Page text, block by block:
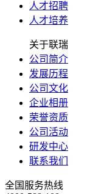
人才招聘
人才培养
关于联瑞
公司简介
发展历程
公司文化
企业相册
荣誉资质
公司活动
研发中心
联系我们
全国服务热线